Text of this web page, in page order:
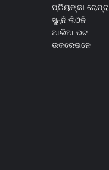
ପ୍ରିୟଙ୍କା ଚୋପ୍ରା
ସୁନ୍ନି ଲିଓନି
ଆଲିଆ ଭଟ
ଉକରେଇନେ